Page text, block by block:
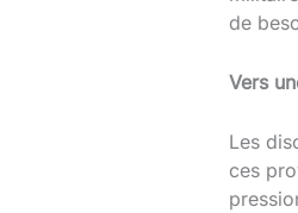
de
Vers
Les
ces